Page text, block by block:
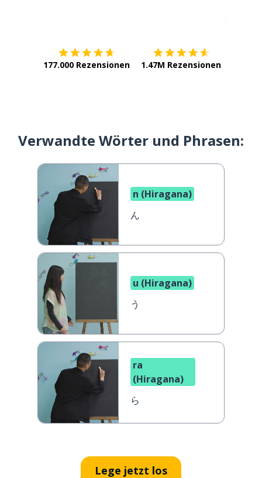
177.000 Rezensionen 1.47M Rezensionen
Verwandte Wörter und Phrasen:
n (Hiragana)
ん
u (Hiragana)
う
ra
(Hiragana)
ら
Lege jetzt los